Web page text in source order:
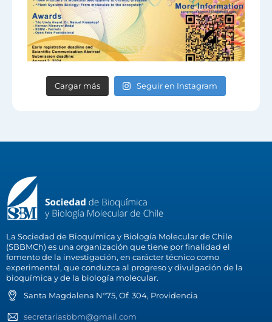
Cargar más Seguir en Instagram
La Sociedad de Bioquímica y Biología Molecular de Chile
(SBBMCh) es una organización que tiene por finalidad el
fomento de la investigación, en carácter técnico como
experimental, que conduzca al progreso y divulgación de la
bioquímica y de la biología molecular.
Santa Magdalena N°75, Of. 304, Providencia
secretariasbbm@gmail.com